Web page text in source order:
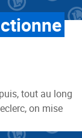
tout au long
on mise